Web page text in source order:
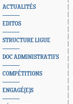
ACTUALITÉS
EDITOS
STRUCTURE LIGUE
DOC ADMINISTRATIFS
COMPÉTITIONS
ENGAGÉ(E)S